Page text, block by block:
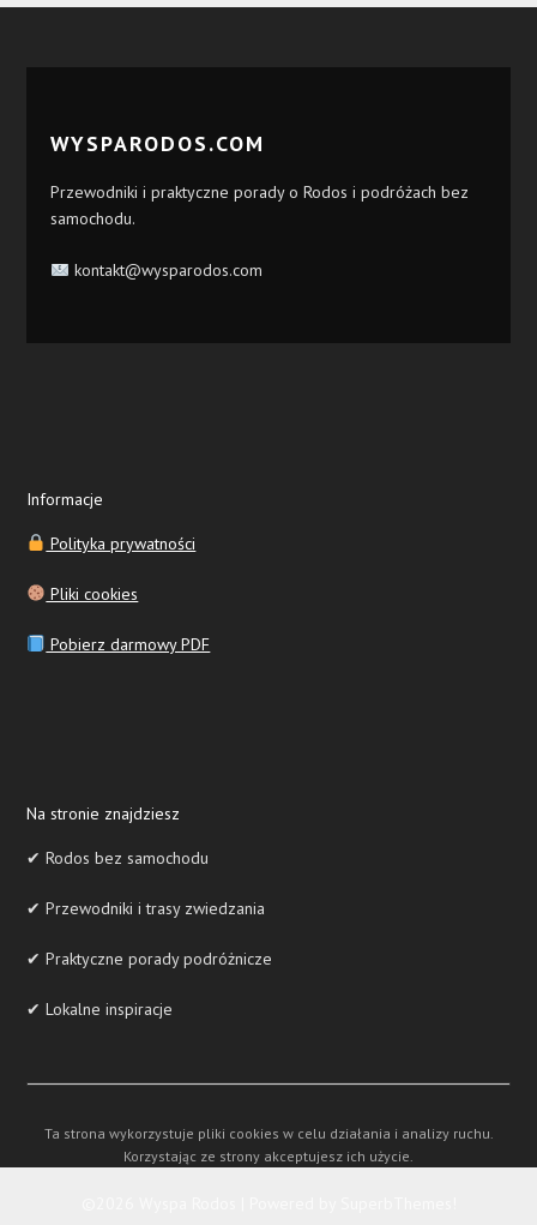
WYSPARODOS.COM
Przewodniki i praktyczne porady o Rodos i podróżach bez
samochodu.
kontakt@wysparodos.com
Informacje
Polityka prywatności
Pliki cookies
Pobierz darmowy PDF
Na stronie znajdziesz
✔ Rodos bez samochodu
✔ Przewodniki i trasy zwiedzania
✔ Praktyczne porady podróżnicze
✔ Lokalne inspiracje
Ta strona wykorzystuje pliki cookies w celu działania i analizy ruchu.
Korzystając ze strony akceptujesz ich użycie.